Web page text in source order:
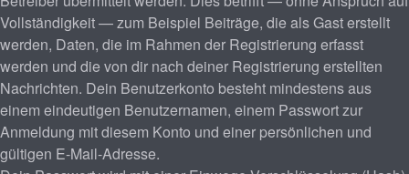
Vollständigkeit — zum Beispiel Beiträge, die als Gast erstellt
werden, Daten, die im Rahmen der Registrierung erfasst
werden und die von dir nach deiner Registrierung erstellten
Nachrichten. Dein Benutzerkonto besteht mindestens aus
einem eindeutigen Benutzernamen, einem Passwort zur
Anmeldung mit diesem Konto und einer persönlichen und
gültigen E-Mail-Adresse.